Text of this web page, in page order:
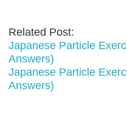
Related Post:
Japanese Particle
Answers)
Japanese Particle
Answers)